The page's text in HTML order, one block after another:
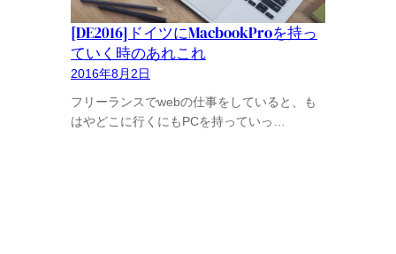
[DE2016]ドイツにMacbookProを持っ
ていく時のあれこれ
2016年8月2日
フリーランスでwebの仕事をしていると、も
はやどこに行くにもPCを持っていっ…